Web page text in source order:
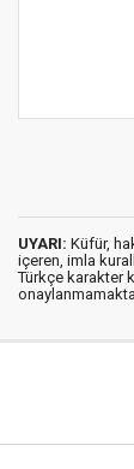
UYARI: Küfür,
içeren, imla
Türkçe karakter